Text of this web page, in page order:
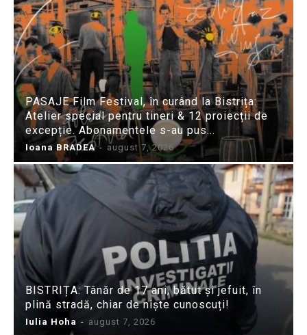
PASAJE Film Festival, în curând la Bistrița:
Atelier special pentru tineri & 12 proiecții de
excepție. Abonamentele s-au pus...
Ioana BRADEA - august 7, 2026
BISTRIȚA: Tânăr de 17 ani, bătut și jefuit, în
plină stradă, chiar de niște cunoscuți!
Iulia Hoha - august 7, 2026